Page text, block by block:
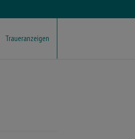
Traueranzeigen